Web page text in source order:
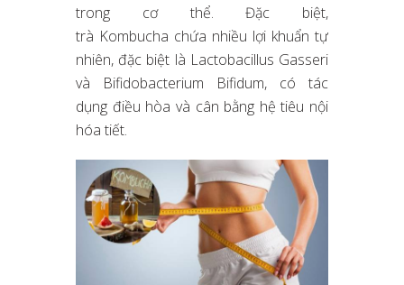
trong cơ thể. Đặc biệt,
trà Kombucha chứa nhiều lợi khuẩn tự
nhiên, đặc biệt là Lactobacillus Gasseri
và Bifidobacterium Bifidum, có tác
dụng điều hòa và cân bằng hệ tiêu nội
hóa tiết.